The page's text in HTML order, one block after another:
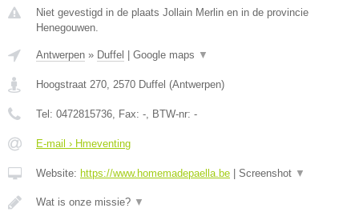
Niet gevestigd in de plaats Jollain Merlin en in de provincie
Henegouwen.
Antwerpen » Duffel Google maps ▼
Hoogstraat 270, 2570 Duffel (Antwerpen)
Tel: 0472815736, Fax: -, BTW-nr: -
E-mail › Hmeventing
Website: https://www.homemadepaella.be Screenshot ▼
Wat is onze missie? ▼